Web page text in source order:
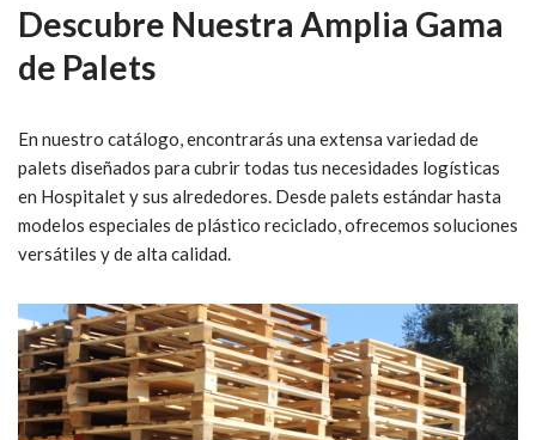
Descubre Nuestra Amplia Gama
de Palets
En nuestro catálogo, encontrarás una extensa variedad de
palets diseñados para cubrir todas tus necesidades logísticas
en Hospitalet y sus alrededores. Desde palets estándar hasta
modelos especiales de plástico reciclado, ofrecemos soluciones
versátiles y de alta calidad.